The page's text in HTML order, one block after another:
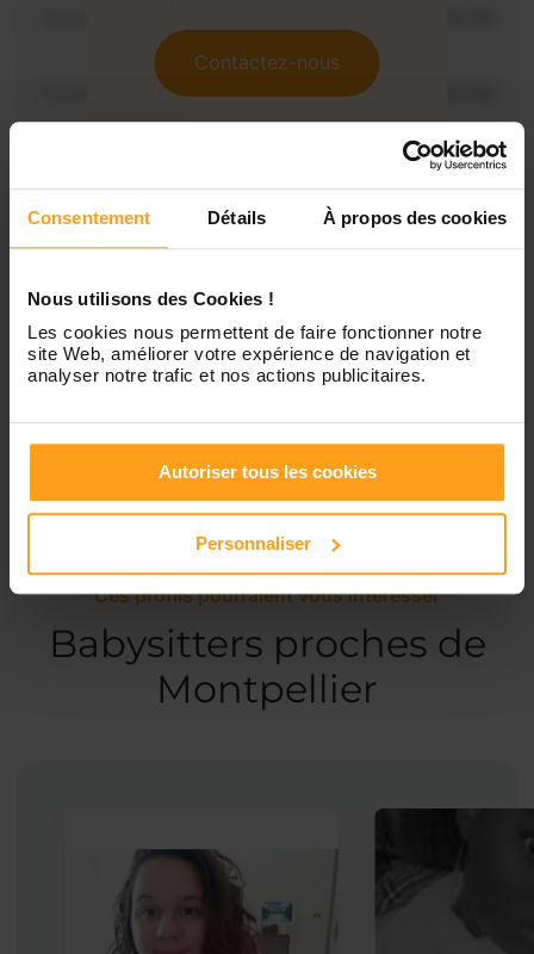
Consentement Détails À propos des cookies
Nous utilisons des Cookies !
Les cookies nous permettent de faire fonctionner notre
site Web, améliorer votre expérience de navigation et
analyser notre trafic et nos actions publicitaires.
Autoriser tous les cookies
Personnaliser
Disponible de 00:00 à 00:00
Disponible de 00:00 à 00:00
Dimanche
Contactez-nous
Services proposés
Garde d’enfants Ménage
Ces profils pourraient vous intéresser
Babysitters proches de
Montpellier